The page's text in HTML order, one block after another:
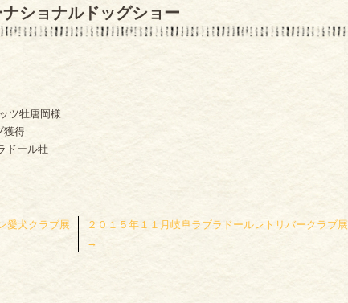
ショナルドッグショー
ツ牡唐岡様
獲得
ドール牡
愛犬クラブ展
２０１５年１１月岐阜ラブラドールレトリバークラブ展
→